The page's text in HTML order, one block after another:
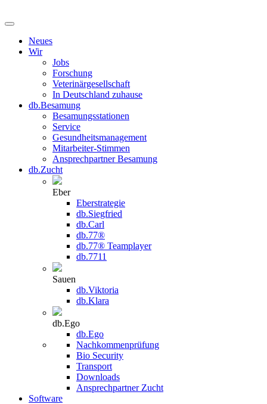
Neues
Wir
Jobs
Forschung
Veterinärgesellschaft
In Deutschland zuhause
db.Besamung
Besamungsstationen
Service
Gesundheitsmanagement
Mitarbeiter-Stimmen
Ansprechpartner Besamung
db.Zucht
Eber
Eberstrategie
db.Siegfried
db.Carl
db.77®
db.77® Teamplayer
db.7711
Sauen
db.Viktoria
db.Klara
db.Ego
db.Ego
Nachkommenprüfung
Bio Security
Transport
Downloads
Ansprechpartner Zucht
Software